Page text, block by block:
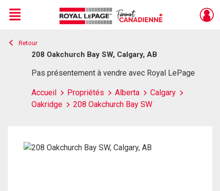
Live
En Direct
Menu
Retour
208 Oakchurch Bay SW, Calgary, AB
Pas présentement à vendre avec Royal LePage
Accueil Propriétés Alberta
Calgary
Oakridge
208 Oakchurch Bay SW